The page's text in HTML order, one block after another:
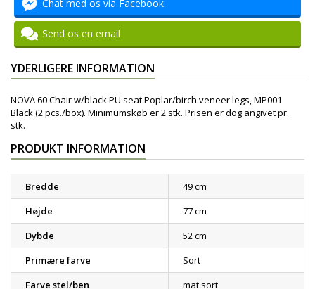
Chat med os via Facebook
Send os en email
YDERLIGERE INFORMATION
NOVA 60 Chair w/black PU seat Poplar/birch veneer legs, MP001
Black (2 pcs./box). Minimumskøb er 2 stk. Prisen er dog angivet pr.
stk.
PRODUKT INFORMATION
Bredde
49 cm
Højde
77 cm
Dybde
52 cm
Primære farve
Sort
Farve stel/ben
mat sort